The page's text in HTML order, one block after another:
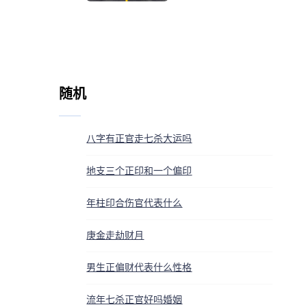
随机
八字有正官走七杀大运吗
地支三个正印和一个偏印
年柱印合伤官代表什么
庚金走劫财月
男生正偏财代表什么性格
流年七杀正官好吗婚姻